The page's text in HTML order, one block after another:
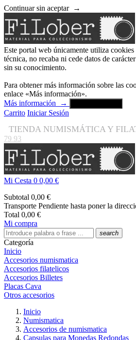
Continuar sin aceptar →
Este portal web únicamente utiliza
técnica, no recaba ni cede datos de
sin su conocimiento.
Para obtener más información sobre las
enlace «Más información».
Más información
→
Carrito Iniciar Sesión
TIENDA NUMISMÁTICA Y
79 93
Mi Cesta 0 0,00 €
Subtotal 0,00 €
Transporte Pendiente hasta poner la
Total 0,00 €
Mi compra
search
Categoría
Inicio
Accesorios numismatica
Accesorios filatelicos
Accesorios Billetes
Placas Cava
Otros accesorios
Inicio
Numismatica
Accesorios de numismatica
Capsulas para Monedas Redondas